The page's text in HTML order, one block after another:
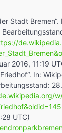
Stadt
2016, 11:19
In:
UTC)